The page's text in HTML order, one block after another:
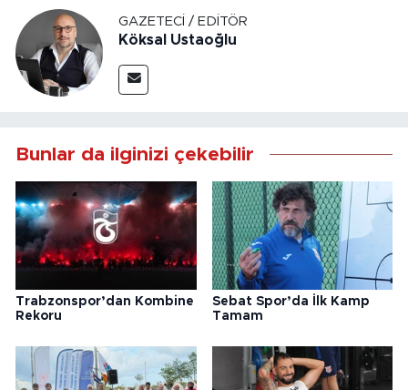
GAZETECI / EDITÖR
Köksal Ustaoğlu
Bunlar da ilginizi çekebilir
Trabzonspor’dan Kombine
Rekoru
Sebat Spor’da İlk Kamp
Tamam